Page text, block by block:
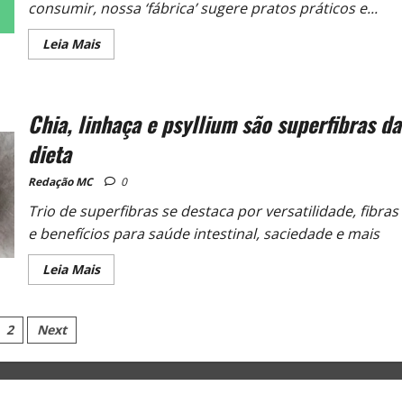
consumir, nossa ‘fábrica’ sugere pratos práticos e...
Leia Mais
Chia, linhaça e psyllium são superfibras da
dieta
Redação MC 0
Trio de superfibras se destaca por versatilidade, fibras
e benefícios para saúde intestinal, saciedade e mais
Leia Mais
2 Next